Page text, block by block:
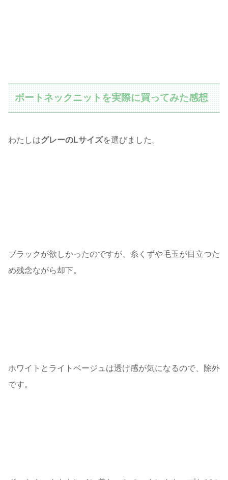
ボートネックニットを実際に買ってみた感想
わたしはグレーのLサイズを選びました。
ブラックが欲しかったのですが、糸くずや毛玉が目立つた
め残念ながら却下。
ホワイトとライトベージュは透け感が気になるので、除外
です。